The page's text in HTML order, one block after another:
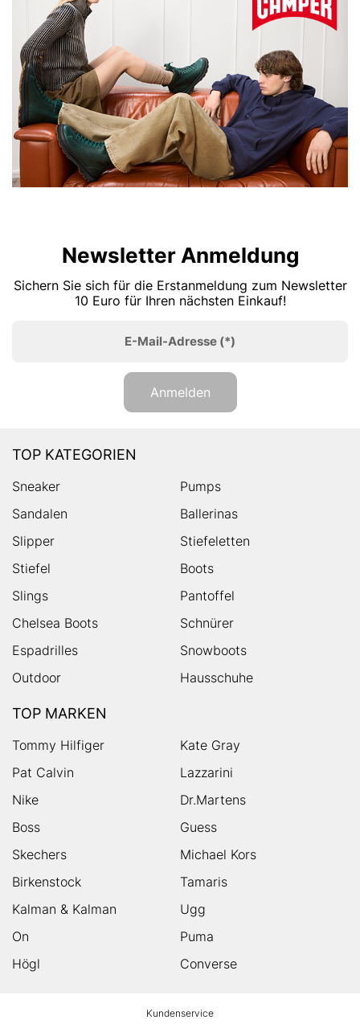
Newsletter Anmeldung
Sichern Sie sich für die Erstanmeldung zum Newsletter
10 Euro für Ihren nächsten Einkauf!
E-Mail-Adresse (*)
Anmelden
TOP KATEGORIEN
Sneaker
Pumps
Sandalen
Ballerinas
Slipper
Stiefeletten
Stiefel
Boots
Slings
Pantoffel
Chelsea Boots
Schnürer
Espadrilles
Snowboots
Outdoor
Hausschuhe
TOP MARKEN
Tommy Hilfiger
Kate Gray
Pat Calvin
Lazzarini
Nike
Dr.Martens
Boss
Guess
Skechers
Michael Kors
Birkenstock
Tamaris
Kalman & Kalman
Ugg
On
Puma
Högl
Converse
Kundenservice